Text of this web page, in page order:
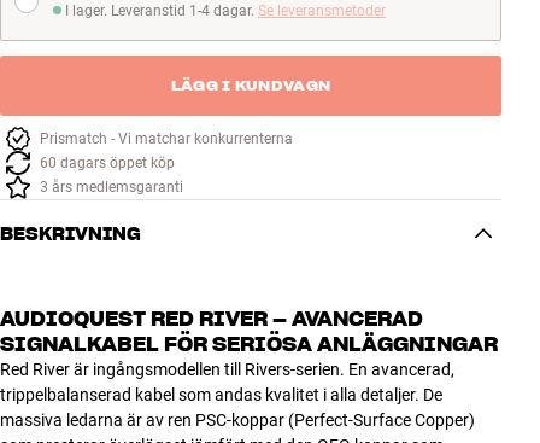
I lager. Leveranstid 1-4 dagar
I lager. Leveranstid 1-4 dagar. Se leveransmetoder
LÄGG I KUNDVAGN
Prismatch - Vi matchar konkurrenterna
60 dagars öppet köp
3 års medlemsgaranti
BESKRIVNING
AUDIOQUEST RED RIVER – AVANCERAD
SIGNALKABEL FÖR SERIÖSA ANLÄGGNINGAR
Red River är ingångsmodellen till Rivers-serien. En avancerad,
trippelbalanserad kabel som andas kvalitet i alla detaljer. De
massiva ledarna är av ren PSC-koppar (Perfect-Surface Copper)